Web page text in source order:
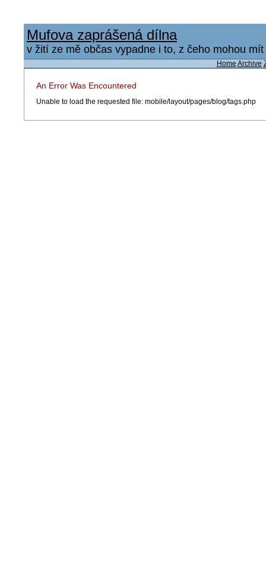
Mufova zaprášená dílna
v žití ze mě občas vypadne i to, z čeho mohou
Home Archive
An Error Was Encountered
Unable to load the requested file: mobile/layout/pages/blog/tags.php